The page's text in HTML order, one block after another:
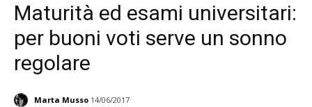
Maturità ed esami universitari:
per buoni voti serve un sonno
regolare
Marta Musso 14/06/2017